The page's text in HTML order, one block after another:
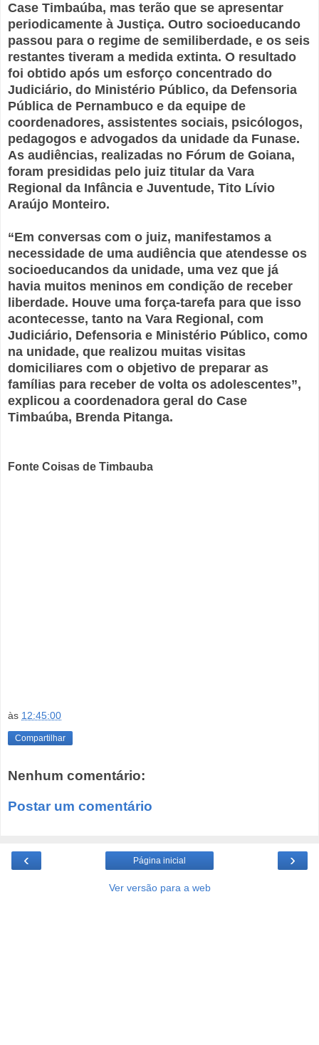
Case Timbaúba, mas terão que se apresentar
periodicamente à Justiça. Outro socioeducando
passou para o regime de semiliberdade, e os seis
restantes tiveram a medida extinta. O resultado
foi obtido após um esforço concentrado do
Judiciário, do Ministério Público, da Defensoria
Pública de Pernambuco e da equipe de
coordenadores, assistentes sociais, psicólogos,
pedagogos e advogados da unidade da Funase.
As audiências, realizadas no Fórum de Goiana,
foram presididas pelo juiz titular da Vara
Regional da Infância e Juventude, Tito Lívio
Araújo Monteiro.
“Em conversas com o juiz, manifestamos a
necessidade de uma audiência que atendesse os
socioeducandos da unidade, uma vez que já
havia muitos meninos em condição de receber
liberdade. Houve uma força-tarefa para que isso
acontecesse, tanto na Vara Regional, com
Judiciário, Defensoria e Ministério Público, como
na unidade, que realizou muitas visitas
domiciliares com o objetivo de preparar as
famílias para receber de volta os adolescentes”,
explicou a coordenadora geral do Case
Timbaúba, Brenda Pitanga.
Fonte Coisas de Timbauba
às 12:45:00
Compartilhar
Nenhum comentário:
Postar um comentário
‹ ›
Página inicial
Ver versão para a web